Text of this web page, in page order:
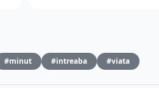
#minut #intreaba #viata